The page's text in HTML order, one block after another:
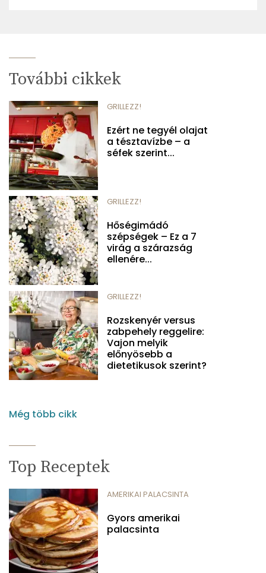
További cikkek
GRILLEZZ!
Ezért ne tegyél olajat
a tésztavízbe – a
séfek szerint...
GRILLEZZ!
Hőségimádó
szépségek – Ez a 7
virág a szárazság
ellenére...
GRILLEZZ!
Rozskenyér versus
zabpehely reggelire:
Vajon melyik
előnyösebb a
dietetikusok szerint?
Még több cikk
Top Receptek
AMERIKAI PALACSINTA
Gyors amerikai
palacsinta